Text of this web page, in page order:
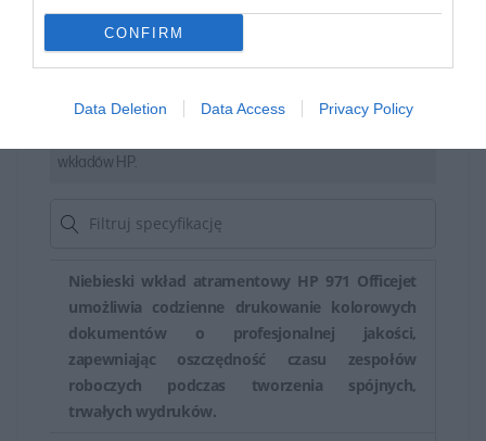
CONFIRM
Data Deletion Data Access Privacy Policy
Firma HP wykorzystała ponad 5,8 miliarda plastikowych
wkładów HP.
Niebieski wkład atramentowy HP 971 Officejet
umożliwia codzienne drukowanie kolorowych
dokumentów o profesjonalnej jakości,
zapewniając oszczędność czasu zespołów
roboczych podczas tworzenia spójnych,
trwałych wydruków.